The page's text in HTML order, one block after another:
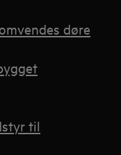
døre
til